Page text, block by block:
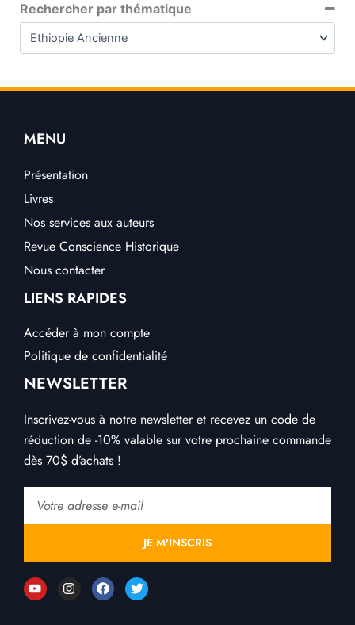
Rechercher par thématique
MENU
Présentation
Livres
Nos services aux auteurs
Revue Conscience Historique
Nous contacter
LIENS RAPIDES
Accéder à mon compte
Politique de confidentialité
NEWSLETTER
Inscrivez-vous à notre newsletter et recevez un code de
réduction de -10% valable sur votre prochaine commande
dès 70$ d’achats !
JE M'INSCRIS
Y
o
I
n
F
a
T
w